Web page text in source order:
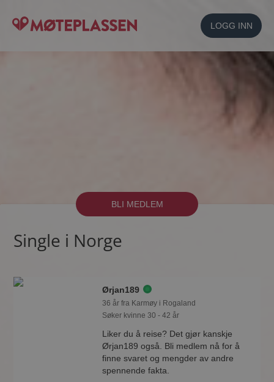
LOGG INN
BLI MEDLEM
Single i Norge
Ørjan189
36 år fra Karmøy i Rogaland
Søker kvinne 30 - 42 år
Liker du å reise? Det gjør kanskje
Ørjan189 også. Bli medlem nå for å
finne svaret og mengder av andre
spennende fakta.